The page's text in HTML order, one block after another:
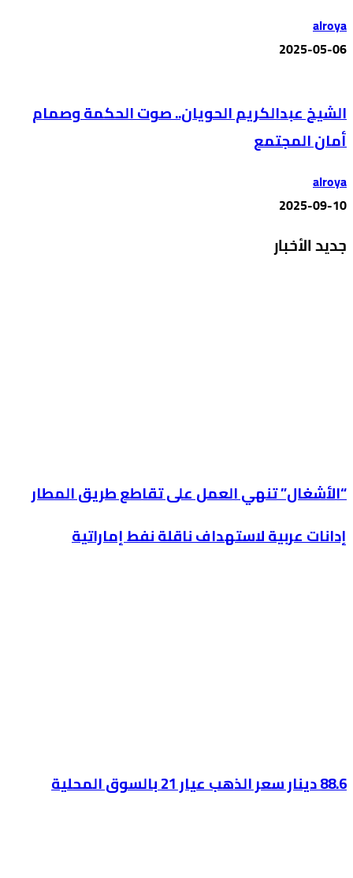
alroya
2025-05-06
الشيخ عبدالكريم الحويان.. صوت الحكمة وصمام
أمان المجتمع
alroya
2025-09-10
جديد الأخبار
“الأشغال” تنهي العمل على تقاطع طريق المطار
إدانات عربية لاستهداف ناقلة نفط إماراتية
88.6 دينار سعر الذهب عيار 21 بالسوق المحلية